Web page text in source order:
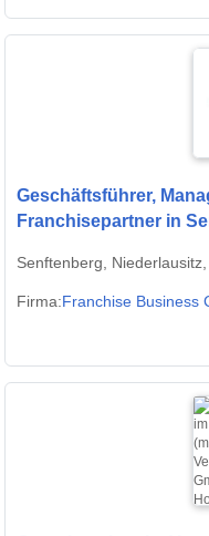
Geschäftsführer,
Franchisepartner in
Senftenberg,
Firma:Franchise Business